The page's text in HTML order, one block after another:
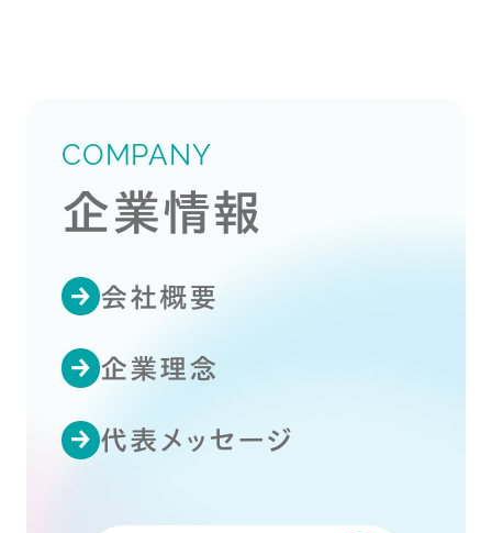
COMPANY
企業情報
会社概要
企業理念
代表メッセージ